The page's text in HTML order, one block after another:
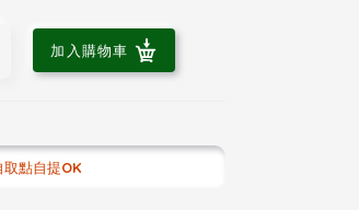
加入購物車
取點自提OK